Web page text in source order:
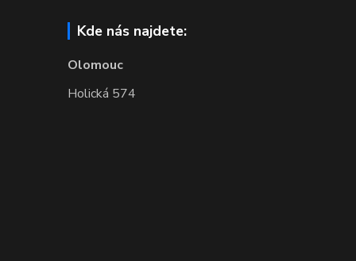
Kde nás najdete:
Olomouc
Holická 574